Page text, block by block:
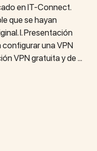
en IT-Connect.
que se hayan
I. Presentación
una VPN
VPN gratuita y de …